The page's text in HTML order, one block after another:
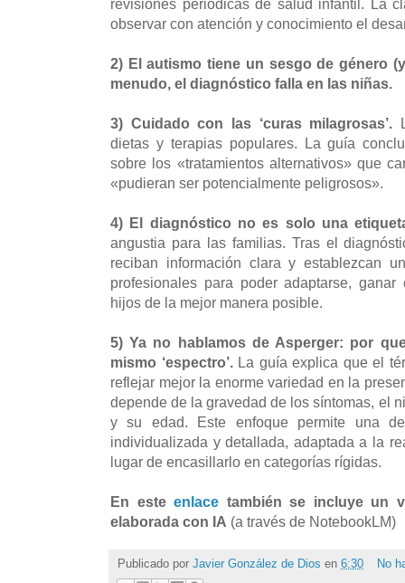
revisiones periódicas de salud infantil. La
observar con atención y conocimiento el
2) El autismo tiene un sesgo de género
menudo, el diagnóstico falla en las niñas.
3) Cuidado con las ‘curas milagrosas’.
dietas y terapias populares. La guía
sobre los «tratamientos alternativos» que
«pudieran ser potencialmente peligrosos».
4) El diagnóstico no es solo una
angustia para las familias. Tras el
reciban información clara y establezcan
profesionales para poder adaptarse,
hijos de la mejor manera posible.
5) Ya no hablamos de Asperger: por
mismo ‘espectro’.La guía explica que el
reflejar mejor la enorme variedad en la
depende de la gravedad de los síntomas, el
y su edad. Este enfoque permite una
individualizada y detallada, adaptada a la
lugar de encasillarlo en categorías rígidas.
En esteenlace también se incluye un
elaborada con IA (a través de NotebookLM)
Publicado por Javier González de Dios en 6:30 No